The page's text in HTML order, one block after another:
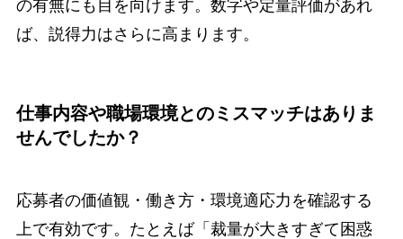
の有無にも目を向けます。数字や定量評価があれ
ば、説得力はさらに高まります。
仕事内容や職場環境とのミスマッチはありま
せんでしたか？
応募者の価値観・働き方・環境適応力を確認する
上で有効です。たとえば「裁量が大きすぎて困惑